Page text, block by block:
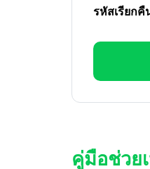
รหัสเรียก
คู่มือช่วย